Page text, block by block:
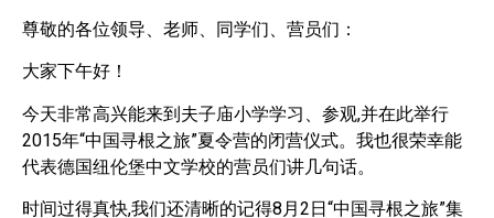
尊敬的各位领导、老师、同学们、营员们：
大家下午好！
今天非常高兴能来到夫子庙小学学习、参观,并在此举行
2015年“中国寻根之旅”夏令营的闭营仪式。我也很荣幸能
代表德国纽伦堡中文学校的营员们讲几句话。
时间过得真快,我们还清晰的记得8月2日“中国寻根之旅”集